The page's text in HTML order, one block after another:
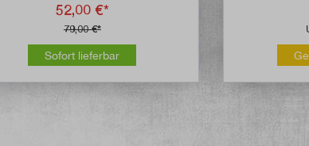
52,00 €*
79,00 €*
Sofort lieferbar